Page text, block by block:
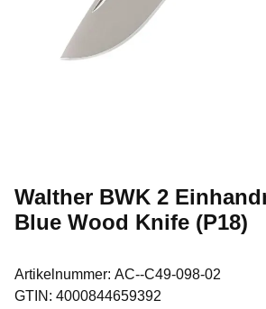
Walther BWK 2
Blue Wood Knife (P18)
Artikelnummer: AC--C49-098-02
GTIN: 4000844659392